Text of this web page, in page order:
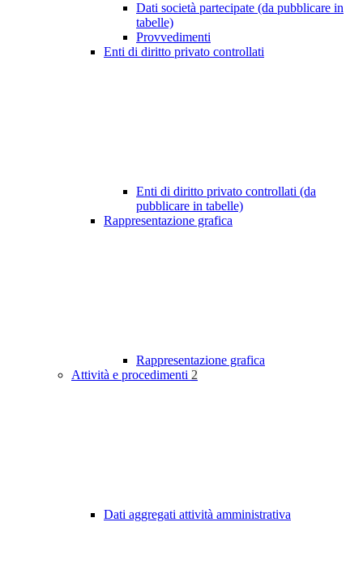
Dati società partecipate (da pubblicare in
tabelle)
Provvedimenti
Enti di diritto privato controllati
Enti di diritto privato controllati (da
pubblicare in tabelle)
Rappresentazione grafica
Rappresentazione grafica
Attività e procedimenti 2
Dati aggregati attività amministrativa